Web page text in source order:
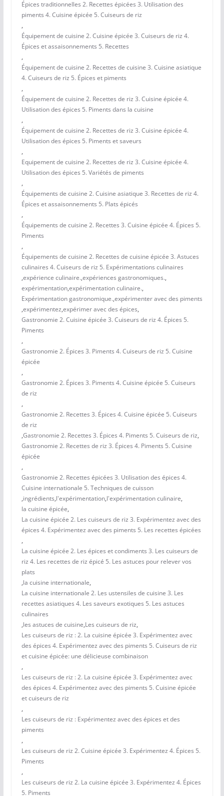
Épices traditionnelles 2. Recettes épicées 3. Utilisation des
piments 4. Cuisine épicée 5. Cuiseurs de riz
,
Équipement de cuisine 2. Cuisine épicée 3. Cuiseurs de riz 4.
Épices et assaisonnements 5. Recettes
,
Équipement de cuisine 2. Recettes de cuisine 3. Cuisine asiatique
4. Cuiseurs de riz 5. Épices et piments
,
Équipement de cuisine 2. Recettes de riz 3. Cuisine épicée 4.
Utilisation des épices 5. Piments dans la cuisine
,
Équipement de cuisine 2. Recettes de riz 3. Cuisine épicée 4.
Utilisation des épices 5. Piments et saveurs
,
Equipement de cuisine 2. Recettes de riz 3. Cuisine épicée 4.
Utilisation des épices 5. Variétés de piments
,
Équipements de cuisine 2. Cuisine asiatique 3. Recettes de riz 4.
Épices et assaisonnements 5. Plats épicés
,
Équipements de cuisine 2. Recettes 3. Cuisine épicée 4. Épices 5.
Piments
,
Équipements de cuisine 2. Recettes de cuisine épicée 3. Astuces
culinaires 4. Cuiseurs de riz 5. Expérimentations culinaires
,expérience culinaire.,expériences gastronomiques.,
expérimentation,expérimentation culinaire.,
Expérimentation gastronomique.,expérimenter avec des piments
,expérimentez,expérimer avec des épices,
Gastronomie 2. Cuisine épicée 3. Cuiseurs de riz 4. Épices 5.
Piments
,
Gastronomie 2. Épices 3. Piments 4. Cuiseurs de riz 5. Cuisine
épicée
,
Gastronomie 2. Épices 3. Piments 4. Cuisine épicée 5. Cuiseurs
de riz
,
Gastronomie 2. Recettes 3. Épices 4. Cuisine épicée 5. Cuiseurs
de riz
,Gastronomie 2. Recettes 3. Épices 4. Piments 5. Cuiseurs de riz,
Gastronomie 2. Recettes de riz 3. Épices 4. Piments 5. Cuisine
épicée
,
Gastronomie 2. Recettes épicées 3. Utilisation des épices 4.
Cuisine internationale 5. Techniques de cuisson
,ingrédients,l'expérimentation,l'expérimentation culinaire,
la cuisine épicée,
La cuisine épicée 2. Les cuiseurs de riz 3. Expérimentez avec des
épices 4. Expérimentez avec des piments 5. Les recettes épicées
,
La cuisine épicée 2. Les épices et condiments 3. Les cuiseurs de
riz 4. Les recettes de riz épicé 5. Les astuces pour relever vos
plats
,la cuisine internationale,
La cuisine internationale 2. Les ustensiles de cuisine 3. Les
recettes asiatiques 4. Les saveurs exotiques 5. Les astuces
culinaires
,les astuces de cuisine,Les cuiseurs de riz,
Les cuiseurs de riz : 2. La cuisine épicée 3. Expérimentez avec
des épices 4. Expérimentez avec des piments 5. Cuiseurs de riz
et cuisine épicée: une délicieuse combinaison
,
Les cuiseurs de riz : 2. La cuisine épicée 3. Expérimentez avec
des épices 4. Expérimentez avec des piments 5. Cuisine épicée
et cuiseurs de riz
,
Les cuiseurs de riz : Expérimentez avec des épices et des
piments
,
Les cuiseurs de riz 2. Cuisine épicée 3. Expérimentez 4. Épices 5.
Piments
,
Les cuiseurs de riz 2. La cuisine épicée 3. Expérimentez 4. Épices
5. Piments